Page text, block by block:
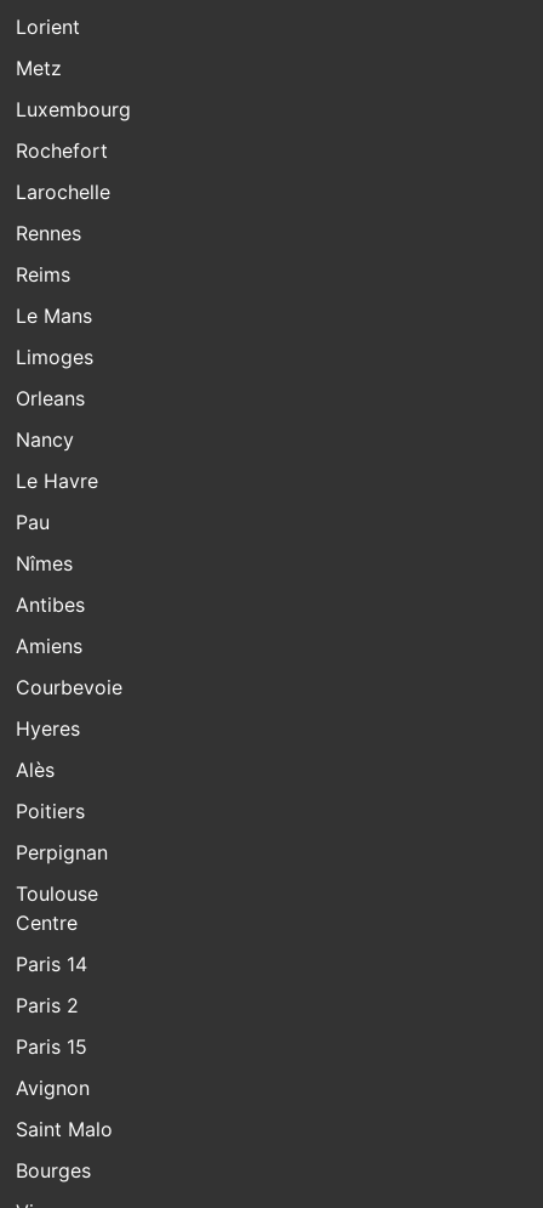
Lorient
Metz
Luxembourg
Rochefort
Larochelle
Rennes
Reims
Le Mans
Limoges
Orleans
Nancy
Le Havre
Pau
Nîmes
Antibes
Amiens
Courbevoie
Hyeres
Alès
Poitiers
Perpignan
Toulouse
Centre
Paris 14
Paris 2
Paris 15
Avignon
Saint Malo
Bourges